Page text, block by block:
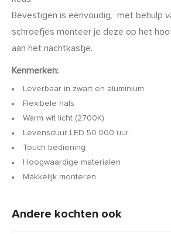
Bevestigen is eenvoudig, met behulp
schroefjes monteer je deze op het
aan het nachtkastje.
Kenmerken:
Leverbaar in zwart en aluminium
Flexibele hals
Warm wit licht (2700K)
Levensduur LED 50.000 uur
Touch bediening
Hoogwaardige materialen
Makkelijk monteren.
Andere kochten ook